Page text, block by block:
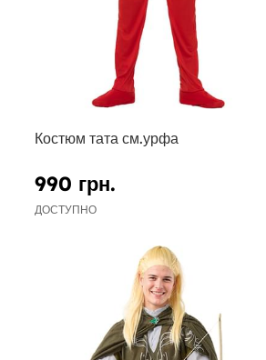
Костюм тата см.урфа
990 грн.
ДОСТУПНО